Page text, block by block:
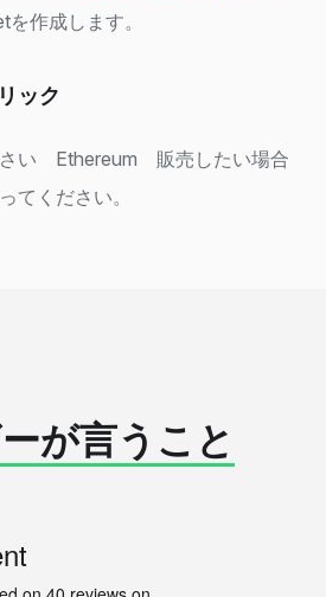
作成します。
ック
さい Ethereum 販売したい場合
てください。
が言うこと